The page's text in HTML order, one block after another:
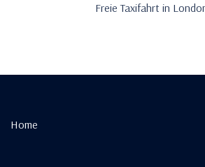
Freie Taxifahrt in
Home